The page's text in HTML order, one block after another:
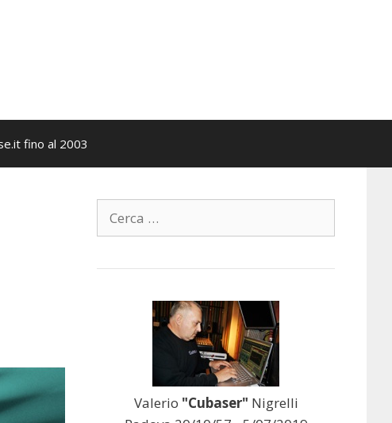
fino al 2003
Ricerca
Valerio "Cubaser" Nigrelli